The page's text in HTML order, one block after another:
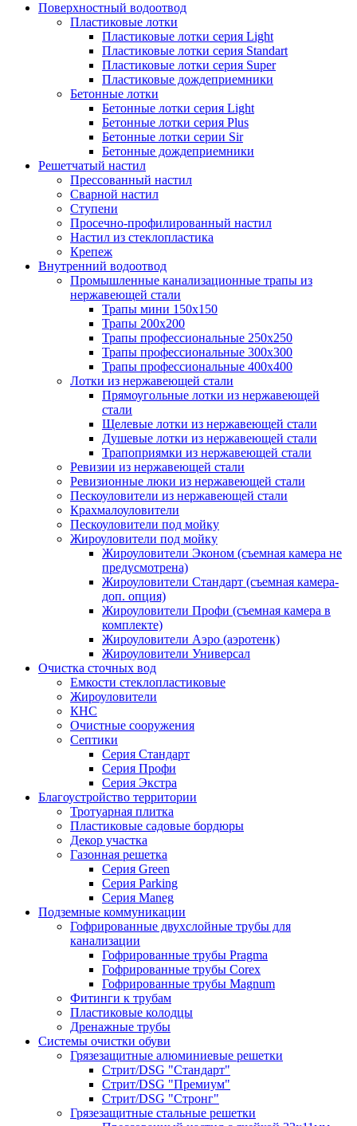
Поверхностный водоотвод
Пластиковые лотки
Пластиковые лотки серия Light
Пластиковые лотки серия Standart
Пластиковые лотки серия Super
Пластиковые дождеприемники
Бетонные лотки
Бетонные лотки серия Light
Бетонные лотки серия Plus
Бетонные лотки серии Sir
Бетонные дождеприемники
Решетчатый настил
Прессованный настил
Сварной настил
Ступени
Просечно-профилированный настил
Настил из стеклопластика
Крепеж
Внутренний водоотвод
Промышленные канализационные трапы из
нержавеющей стали
Трапы мини 150х150
Трапы 200х200
Трапы профессиональные 250х250
Трапы профессиональные 300х300
Трапы профессиональные 400х400
Лотки из нержавеющей стали
Прямоугольные лотки из нержавеющей
стали
Щелевые лотки из нержавеющей стали
Душевые лотки из нержавеющей стали
Трапоприямки из нержавеющей стали
Ревизии из нержавеющей стали
Ревизионные люки из нержавеющей стали
Пескоуловители из нержавеющей стали
Крахмалоуловители
Пескоуловители под мойку
Жироуловители под мойку
Жироуловители Эконом (съемная камера не
предусмотрена)
Жироуловители Стандарт (съемная камера-
доп. опция)
Жироуловители Профи (съемная камера в
комплекте)
Жироуловители Аэро (аэротенк)
Жироуловители Универсал
Очистка сточных вод
Емкости стеклопластиковые
Жироуловители
КНС
Очистные сооружения
Септики
Серия Стандарт
Серия Профи
Серия Экстра
Благоустройство территории
Тротуарная плитка
Пластиковые садовые бордюры
Декор участка
Газонная решетка
Серия Green
Серия Parking
Серия Maneg
Подземные коммуникации
Гофрированные двухслойные трубы для
канализации
Гофрированные трубы Pragma
Гофрированные трубы Corex
Гофрированные трубы Magnum
Фитинги к трубам
Пластиковые колодцы
Дренажные трубы
Системы очистки обуви
Грязезащитные алюминиевые решетки
Стрит/DSG "Стандарт"
Стрит/DSG "Премиум"
Стрит/DSG "Стронг"
Грязезащитные стальные решетки